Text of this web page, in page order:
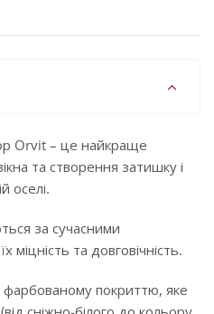
Orvit – це найкраще
та створення затишку і
оселі.
за сучасними
міцність та довговічність.
фарбованому покриттю, яке